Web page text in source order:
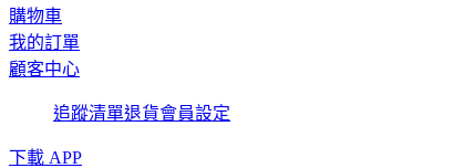
購物車
我的訂單
顧客中心
追蹤清單退貨會員設定
下載 APP